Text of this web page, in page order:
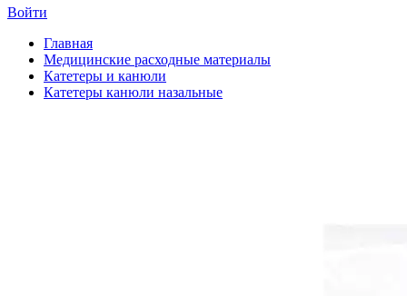
Войти
Главная
Медицинские расходные материалы
Катетеры и канюли
Катетеры канюли назальные